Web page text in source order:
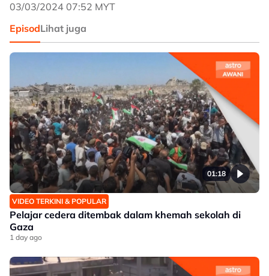
03/03/2024 07:52 MYT
EpisodLihat juga
01:18
VIDEO TERKINI & POPULAR
Pelajar cedera ditembak dalam khemah sekolah di
Gaza
1 day ago